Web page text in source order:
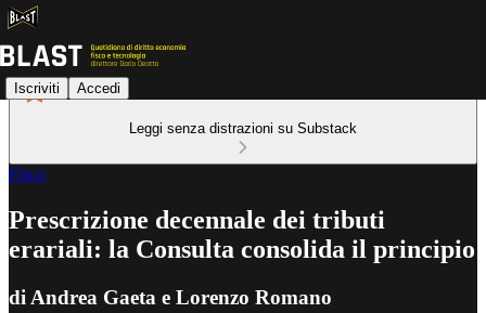
Iscriviti Accedi
Leggi senza distrazioni su Substack
Fisco
Prescrizione decennale dei tributi
erariali: la Consulta consolida il principio
di Andrea Gaeta e Lorenzo Romano